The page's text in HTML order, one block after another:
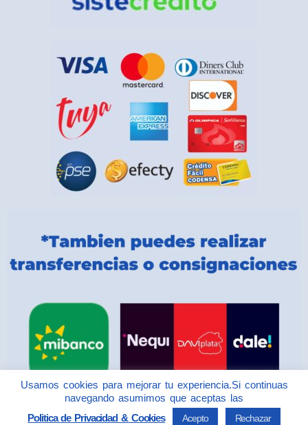
Usamos cookies para mejorar tu experiencia.Si continuas
navegando asumimos que aceptas las
Politica de Privacidad & Cookies
Acepto Rechazar